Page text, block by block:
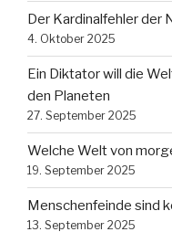
Der Kardinalfehler der
4. Oktober 2025
Ein Diktator will die
den Planeten
27. September 2025
Welche Welt von
19. September 2025
Menschenfeinde sind
13. September 2025